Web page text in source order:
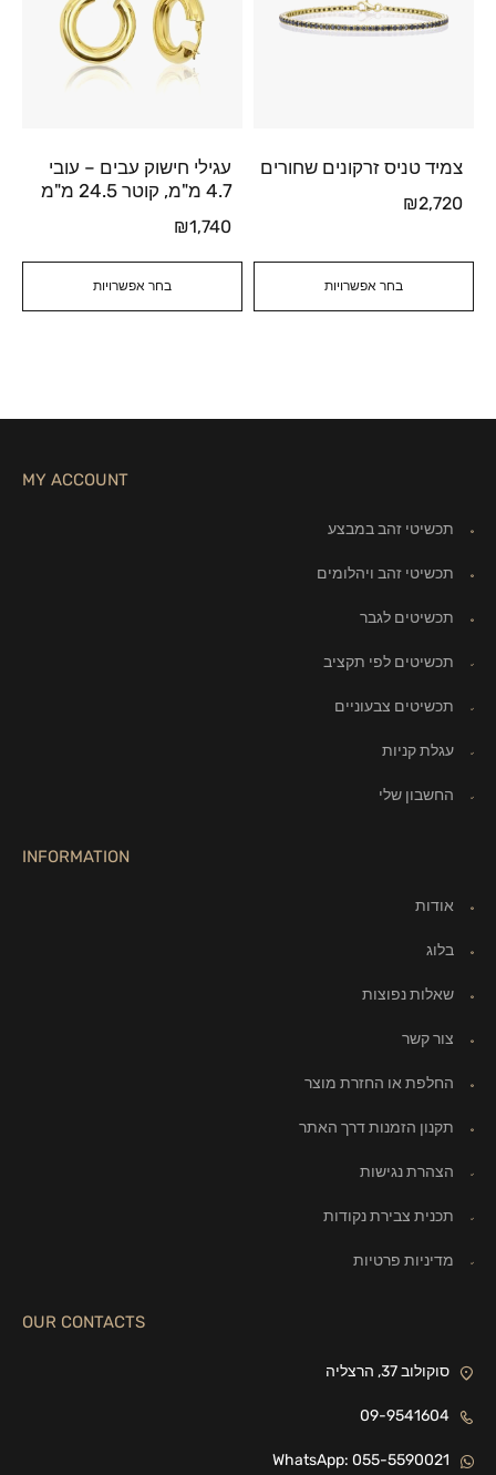
בחר אפשרויות
צמיד טניס זרקונים שחורים
₪2,720
בחר אפשרויות
עגילי חישוק עבים – עובי
4.7 מ"מ, קוטר 24.5 מ"מ
₪1,740
MY ACCOUNT
תכשיטי זהב במבצע
תכשיטי זהב ויהלומים
תכשיטים לגבר
תכשיטים לפי תקציב
תכשיטים צבעוניים
עגלת קניות
החשבון שלי
INFORMATION
אודות
בלוג
שאלות נפוצות
צור קשר
החלפת או החזרת מוצר
תקנון הזמנות דרך האתר
הצהרת נגישות
תכנית צבירת נקודות
מדיניות פרטיות
OUR CONTACTS
סוקולוב 37, הרצליה
09-9541604
WhatsApp: 055-5590021